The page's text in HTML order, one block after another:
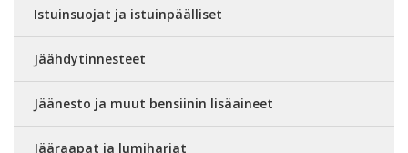
Istuinsuojat ja istuinpäälliset
Jäähdytinnesteet
Jäänesto ja muut bensiinin lisäaineet
Jääraapat ja lumiharjat